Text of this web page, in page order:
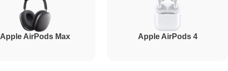
2100
Apple AirPods Max Apple AirPods 4